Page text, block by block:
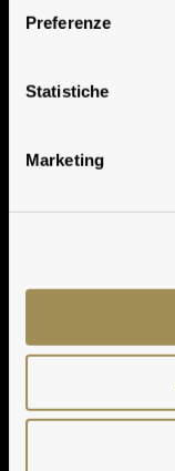
Preferenze
Statistiche
Marketing